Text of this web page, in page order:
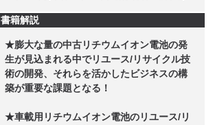
書籍解説
★膨大な量の中古リチウムイオン電池の発
生が見込まれる中でリユース/リサイクル技
術の開発、それらを活かしたビジネスの構
築が重要な課題となる！
★車載用リチウムイオン電池のリユース/リ